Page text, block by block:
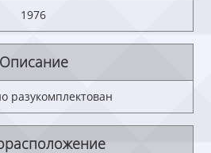
1976
Описание
разукомплектован